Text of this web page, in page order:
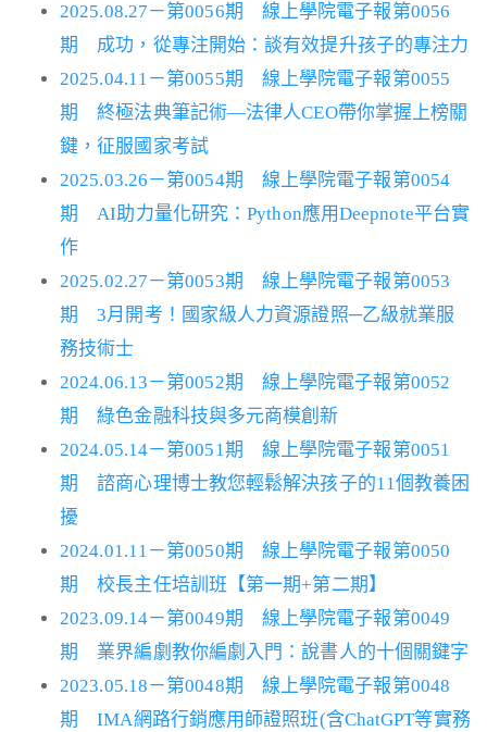
2025.08.27－第0056期 線上學院電子報第0056
期 成功，從專注開始：談有效提升孩子的專注力
2025.04.11－第0055期 線上學院電子報第0055
期 終極法典筆記術—法律人CEO帶你掌握上榜關
鍵，征服國家考試
2025.03.26－第0054期 線上學院電子報第0054
期 AI助力量化研究：Python應用Deepnote平台實
作
2025.02.27－第0053期 線上學院電子報第0053
期 3月開考！國家級人力資源證照─乙級就業服
務技術士
2024.06.13－第0052期 線上學院電子報第0052
期 綠色金融科技與多元商模創新
2024.05.14－第0051期 線上學院電子報第0051
期 諮商心理博士教您輕鬆解決孩子的11個教養困
擾
2024.01.11－第0050期 線上學院電子報第0050
期 校長主任培訓班【第一期+第二期】
2023.09.14－第0049期 線上學院電子報第0049
期 業界編劇教你編劇入門：說書人的十個關鍵字
2023.05.18－第0048期 線上學院電子報第0048
期 IMA網路行銷應用師證照班(含ChatGPT等實務